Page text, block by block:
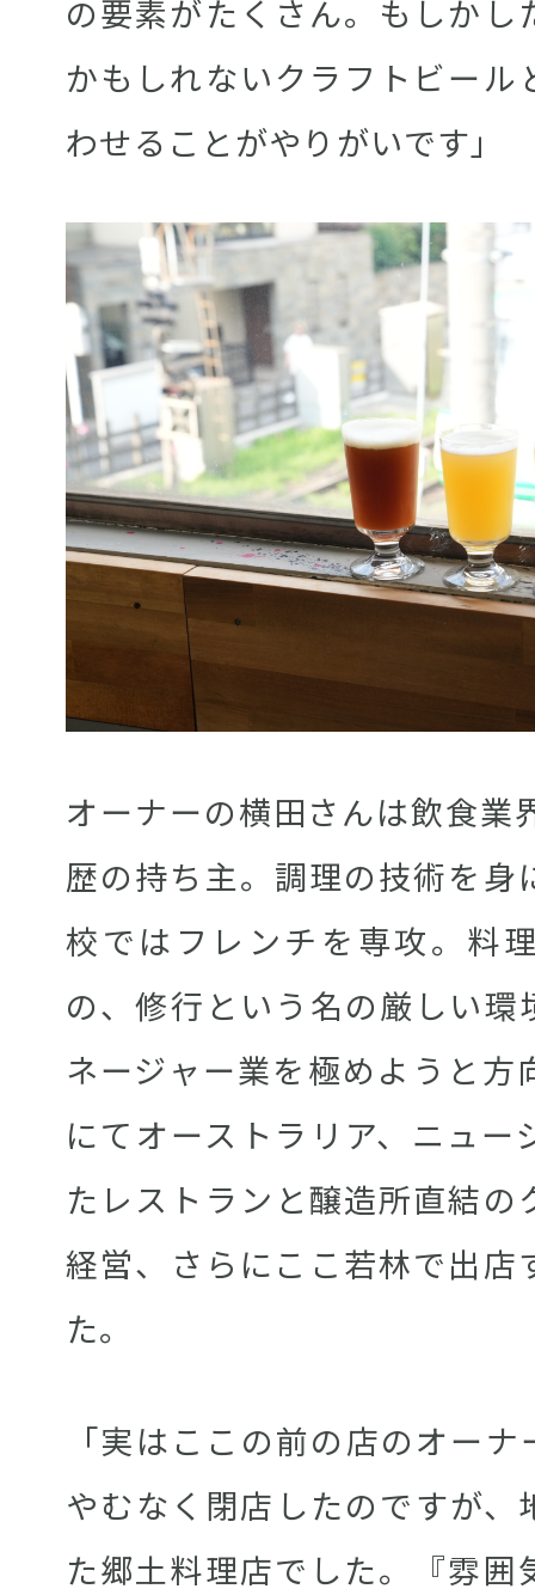
の要素がたくさん。もしかし
かもしれないクラフトビール
わせることがやりがいです」
オーナーの横田さんは飲食業
歴の持ち主。調理の技術を身
校ではフレンチを専攻。料
の、修行という名の厳しい環
ネージャー業を極めようと方
にてオーストラリア、ニュー
たレストランと醸造所直結の
経営、さらにここ若林で出店
た。
「実はここの前の店のオー
やむなく閉店したのですが、
た郷土料理店でした。『雰囲